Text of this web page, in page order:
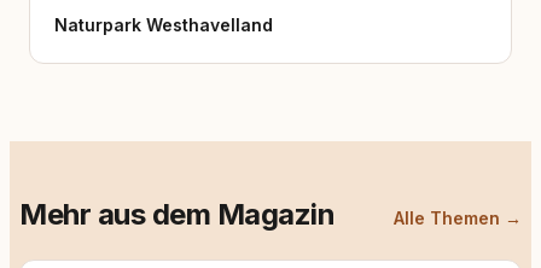
Naturpark Westhavelland
Mehr aus dem Magazin Alle Themen →